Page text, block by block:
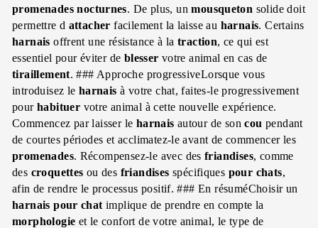
promenades nocturnes. De plus, unmousqueton solide doit
permettre d attacher facilement la laisse au harnais. Certains
harnais offrent une résistance à latraction, ce qui est
essentiel pour éviter de blesser votre animal en cas de
tiraillement. ### Approche progressiveLorsque vous
introduisez le harnais à votre chat, faites-le progressivement
pour habituer votre animal à cette nouvelle expérience.
Commencez par laisser le harnais autour de soncou pendant
de courtes périodes et acclimatez-le avant de commencer les
promenades. Récompensez-le avec desfriandises, comme
des croquettes ou des friandises spécifiques pour chats,
afin de rendre le processus positif. ### En résuméChoisir un
harnais pour chat implique de prendre en compte la
morphologie et le confort de votre animal, le type de